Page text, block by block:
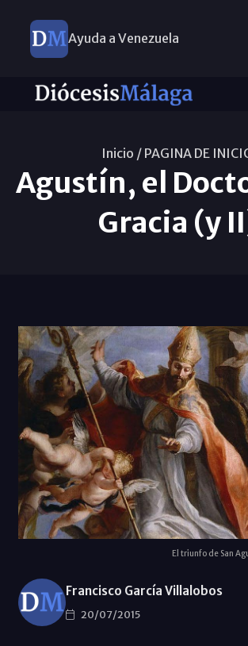
Ayuda a Venezuela
Inicio / PAGINA DE
Agustín, el
Gracia (y
El triunfo de San
Francisco García Villalobos
20/07/2015